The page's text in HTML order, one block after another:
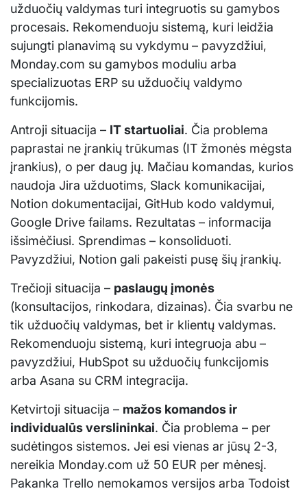
užduočių valdymas turi integruotis su gamybos
procesais. Rekomenduoju sistemą, kuri leidžia
sujungti planavimą su vykdymu – pavyzdžiui,
Monday.com su gamybos moduliu arba
specializuotas ERP su užduočių valdymo
funkcijomis.
Antroji situacija – IT startuoliai. Čia problema
paprastai ne įrankių trūkumas (IT žmonės mėgsta
įrankius), o per daug jų. Mačiau komandas, kurios
naudoja Jira užduotims, Slack komunikacijai,
Notion dokumentacijai, GitHub kodo valdymui,
Google Drive failams. Rezultatas – informacija
išsimėčiusi. Sprendimas – konsoliduoti.
Pavyzdžiui, Notion gali pakeisti pusę šių įrankių.
Trečioji situacija – paslaugų įmonės
(konsultacijos, rinkodara, dizainas). Čia svarbu ne
tik užduočių valdymas, bet ir klientų valdymas.
Rekomenduoju sistemą, kuri integruoja abu –
pavyzdžiui, HubSpot su užduočių funkcijomis
arba Asana su CRM integracija.
Ketvirtoji situacija – mažos komandos ir
individualūs verslininkai. Čia problema – per
sudėtingos sistemos. Jei esi vienas ar jūsų 2-3,
nereikia Monday.com už 50 EUR per mėnesį.
Pakanka Trello nemokamos versijos arba Todoist